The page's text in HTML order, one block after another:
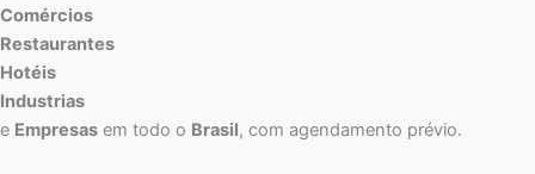
Comércios
Restaurantes
Hotéis
Industrias
e Empresas em todo o Brasil, com agendamento prévio.